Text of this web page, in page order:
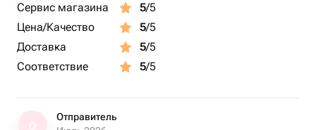
Сервис магазина 5/5
Цена/Качество
5/5
Доставка
5/5
Соответствие
5/5
Отправитель